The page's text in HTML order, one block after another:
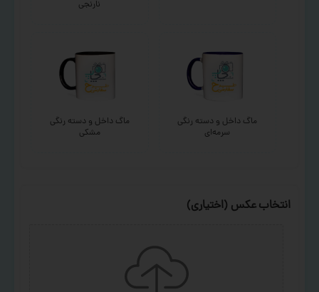
نارنجی
ماگ داخل و دسته رنگی
سرمه‌ای
ماگ داخل و دسته رنگی
مشکی
انتخاب عکس (اختیاری)